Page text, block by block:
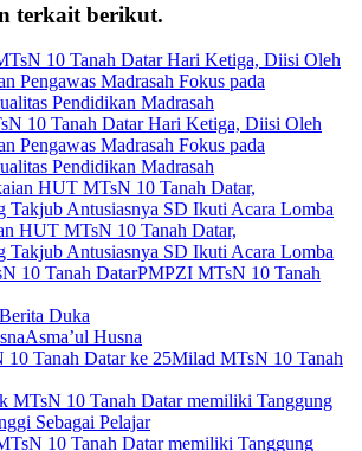
terkait berikut.
10 Tanah Datar Hari Ketiga, Diisi Oleh
Pengawas Madrasah Fokus pada
Pendidikan Madrasah
HUT MTsN 10 Tanah Datar,
Takjub Antusiasnya SD Ikuti Acara Lomba
PMPZI MTsN 10 Tanah
Berita Duka
Asma’ul Husna
Milad MTsN 10 Tanah
10 Tanah Datar memiliki Tanggung